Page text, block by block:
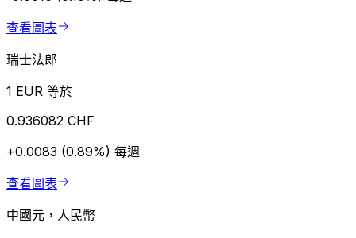
查看圖表
瑞士法郎
1 EUR 等於
0.936082 CHF
+0.0083 (0.89%) 每週
查看圖表
中國元，人民幣